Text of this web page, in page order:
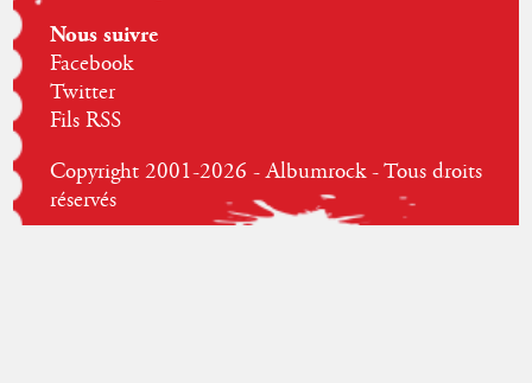
Nous suivre
Facebook
Twitter
Fils RSS
Copyright 2001-2026 - Albumrock - Tous droits
réservés